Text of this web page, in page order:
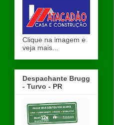
Clique na imagem e
veja mais...
Despachante Brugg
- Turvo - PR